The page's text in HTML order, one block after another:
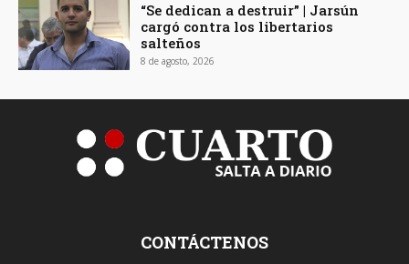
“Se dedican a destruir” | Jarsún
cargó contra los libertarios
salteños
8 de agosto, 2026
CONTÁCTENOS